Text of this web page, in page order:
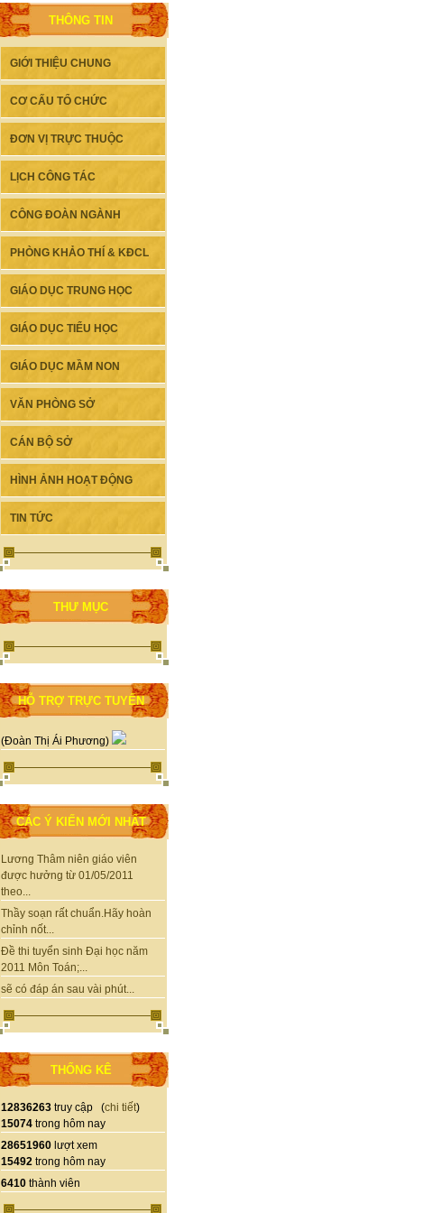
THÔNG TIN
GIỚI THIỆU CHUNG
CƠ CẤU TỔ CHỨC
ĐƠN VỊ TRỰC THUỘC
LỊCH CÔNG TÁC
CÔNG ĐOÀN NGÀNH
PHÒNG KHẢO THÍ & KĐCL
GIÁO DỤC TRUNG HỌC
GIÁO DỤC TIỂU HỌC
GIÁO DỤC MẦM NON
VĂN PHÒNG SỞ
CÁN BỘ SỞ
HÌNH ẢNH HOẠT ĐỘNG
TIN TỨC
THƯ MỤC
HỖ TRỢ TRỰC TUYẾN
(Đoàn Thị Ái Phương)
CÁC Ý KIẾN MỚI NHẤT
Lương Thâm niên giáo viên
được hưởng từ 01/05/2011
theo...
Thầy soạn rất chuẩn.Hãy hoàn
chỉnh nốt...
Đề thi tuyển sinh Đại học năm
2011 Môn Toán;...
sẽ có đáp án sau vài phút...
THỐNG KÊ
12836263 truy cập (chi tiết)
15074 trong hôm nay
28651960 lượt xem
15492 trong hôm nay
6410 thành viên